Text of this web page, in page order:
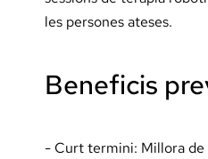
les persones ateses.
Beneficis
- Curt termini: Millora